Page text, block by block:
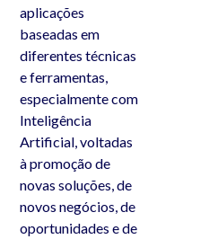
aplicações
baseadas em
diferentes técnicas
e ferramentas,
especialmente com
Inteligência
Artificial, voltadas
à promoção de
novas soluções, de
novos negócios, de
oportunidades e de